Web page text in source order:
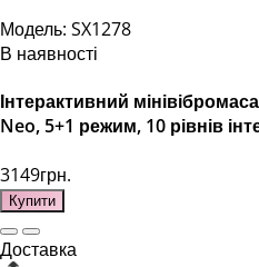
Модель: SX1278
В наявності
Інтерактивний
Neo, 5+1 режим, 10 рівнів
3149грн.
Купити
Доставка